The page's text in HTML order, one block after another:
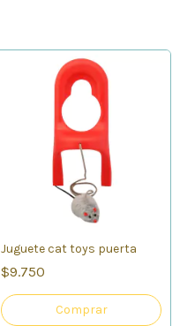
Juguete cat toys puerta
$9.750
Comprar